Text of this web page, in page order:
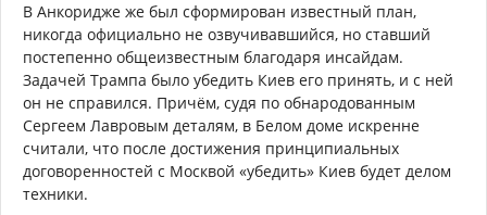
В Анкоридже же был сформирован известный план,
никогда официально не озвучивавшийся, но ставший
постепенно общеизвестным благодаря инсайдам.
Задачей Трампа было убедить Киев его принять, и с ней
он не справился. Причём, судя по обнародованным
Сергеем Лавровым деталям, в Белом доме искренне
считали, что после достижения принципиальных
договоренностей с Москвой «убедить» Киев будет делом
техники.